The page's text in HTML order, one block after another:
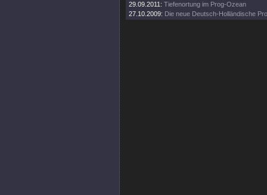
29.09.2011: Tiefenortung im Prog-Ozean
27.10.2009: Die neue Deutsch-Holländische